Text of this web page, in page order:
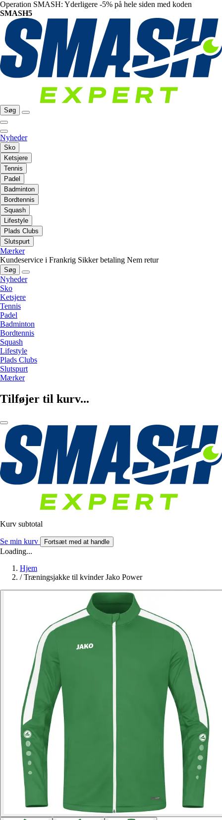
Operation SMASH: Yderligere -5% på hele siden med koden
SMASH5
Søg
Nyheder
Sko
Ketsjere
Tennis
Padel
Badminton
Bordtennis
Squash
Lifestyle
Plads Clubs
Slutspurt
Mærker
Kundeservice i Frankrig Sikker betaling Nem retur
Søg
Nyheder
Sko
Ketsjere
Tennis
Padel
Badminton
Bordtennis
Squash
Lifestyle
Plads Clubs
Slutspurt
Mærker
Tilføjer til kurv...
Kurv subtotal
Se min kurv Fortsæt med at handle
Loading...
Hjem
/ Træningsjakke til kvinder Jako Power